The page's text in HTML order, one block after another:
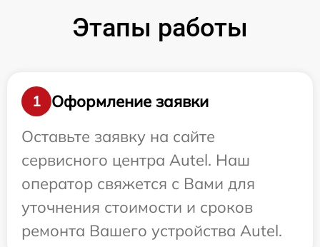
Этапы работы
1
Оформление заявки
Оставьте заявку на сайте
сервисного центра Autel. Наш
оператор свяжется с Вами для
уточнения стоимости и сроков
ремонта Вашего устройства Autel.